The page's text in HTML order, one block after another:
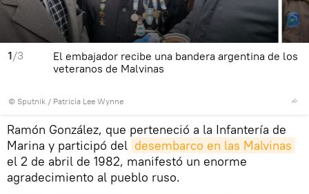
1/3
© Sputnik / Patricia Lee Wynne
El embajador recibe una bandera argentina de los
veteranos de Malvinas
Ramón González, que perteneció a la Infantería de
Marina y participó del desembarco en las Malvinas
el 2 de abril de 1982, manifestó un enorme
agradecimiento al pueblo ruso.